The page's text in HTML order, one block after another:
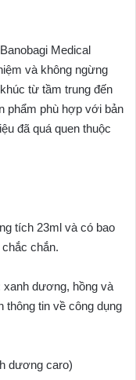
Medical
và không ngừng
từ tầm trung đến
phẩm phù hợp với bản
đã quá quen thuộc
tích 23ml và có bao
chắn.
xanh dương, hồng và
thông tin về công dụng
dương caro)